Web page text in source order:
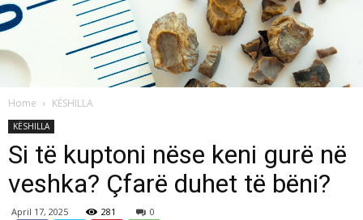
Home KËSHILLA
KËSHILLA
Si të kuptoni nëse keni gurë në
veshka? Çfarë duhet të bëni?
April 17, 2025 281 0